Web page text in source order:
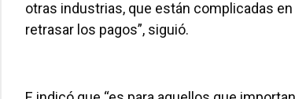
otras industrias, que están complicadas
retrasar los pagos”, siguió.